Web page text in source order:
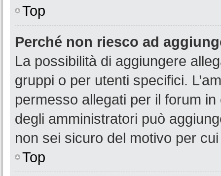
Top
Perché non riesco ad
La possibilità di aggiungere
gruppi o per utenti specifici.
permesso allegati per il forum
degli amministratori può
non sei sicuro del motivo per
Top